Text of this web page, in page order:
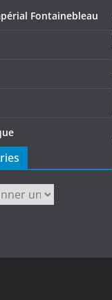
Fontainebleau